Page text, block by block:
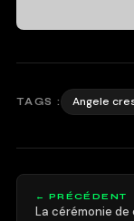
TAGS : Angele
← PRÉCÉDENT
La cérémonie